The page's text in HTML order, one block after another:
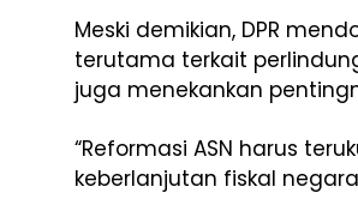
Meski demikian, DPR
terutama terkait
juga menekankan
“Reformasi ASN harus
keberlanjutan fiskal